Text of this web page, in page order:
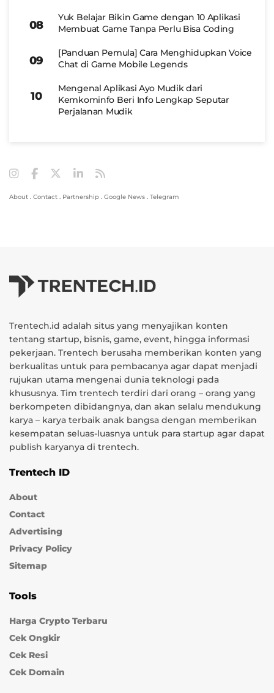
Yuk Belajar Bikin Game dengan 10 Aplikasi
Membuat Game Tanpa Perlu Bisa Coding
[Panduan Pemula] Cara Menghidupkan Voice
Chat di Game Mobile Legends
Mengenal Aplikasi Ayo Mudik dari
Kemkominfo Beri Info Lengkap Seputar
Perjalanan Mudik
About . Contact . Partnership . Google News . Telegram
Trentech.id adalah situs yang menyajikan konten
tentang startup, bisnis, game, event, hingga informasi
pekerjaan. Trentech berusaha memberikan konten yang
berkualitas untuk para pembacanya agar dapat menjadi
rujukan utama mengenai dunia teknologi pada
khususnya. Tim trentech terdiri dari orang – orang yang
berkompeten dibidangnya, dan akan selalu mendukung
karya – karya terbaik anak bangsa dengan memberikan
kesempatan seluas-luasnya untuk para startup agar dapat
publish karyanya di trentech.
Trentech ID
About
Contact
Advertising
Privacy Policy
Sitemap
Tools
Harga Crypto Terbaru
Cek Ongkir
Cek Resi
Cek Domain